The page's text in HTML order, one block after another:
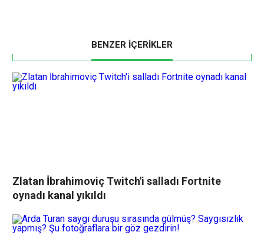
BENZER İÇERİKLER
Zlatan İbrahimoviç Twitch'i salladı Fortnite
oynadı kanal yıkıldı